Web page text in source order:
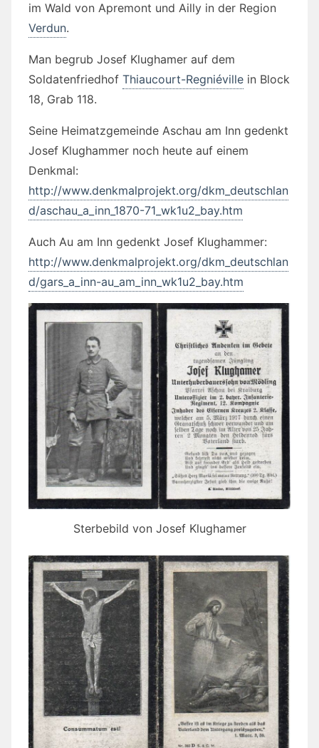
im Wald von Apremont und Ailly in der Region
Verdun.
Man begrub Josef Klughamer auf dem
Soldatenfriedhof Thiaucourt-Regniéville in Block
18, Grab 118.
Seine Heimatzgemeinde Aschau am Inn gedenkt
Josef Klughammer noch heute auf einem
Denkmal:
http://www.denkmalprojekt.org/dkm_deutschlan
d/aschau_a_inn_1870-71_wk1u2_bay.htm
Auch Au am Inn gedenkt Josef Klughammer:
http://www.denkmalprojekt.org/dkm_deutschlan
d/gars_a_inn-au_am_inn_wk1u2_bay.htm
Sterbebild von Josef Klughamer